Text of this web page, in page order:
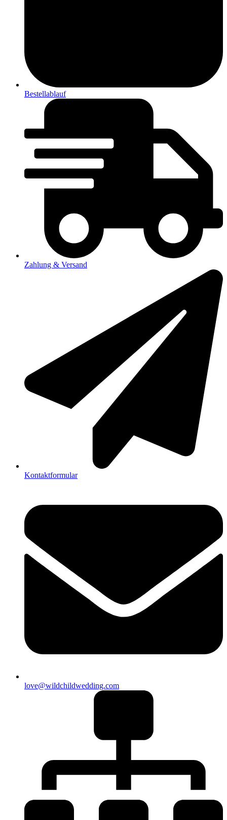
Bestellablauf
Zahlung & Versand
Kontaktformular
love@wildchildwedding.com